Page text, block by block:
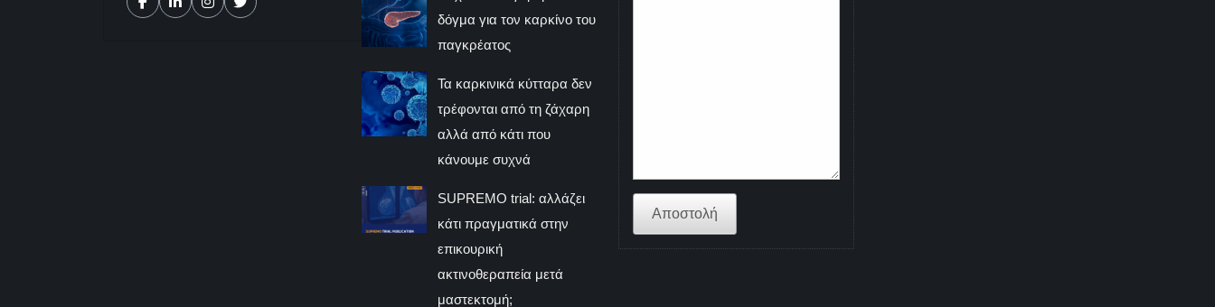
δόγμα για τον καρκίνο του
παγκρέατος
Τα καρκινικά κύτταρα δεν
τρέφονται από τη ζάχαρη
αλλά από κάτι που
κάνουμε συχνά
SUPREMO trial: αλλάζει
κάτι πραγματικά στην
επικουρική
ακτινοθεραπεία μετά
μαστεκτομή;
Αποστολή